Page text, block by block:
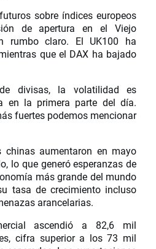
sobre índices europeos
de apertura en el Viejo
rumbo claro. El UK100 ha
que el DAX ha bajado
divisas, la volatilidad es
en la primera parte del día.
fuertes podemos mencionar
chinas aumentaron en mayo
lo que generó esperanzas de
más grande del mundo
tasa de crecimiento incluso
arancelarias.
ascendió a 82,6 mil
cifra superior a los 73 mil